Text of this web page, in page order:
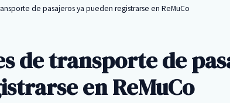
de pasajeros ya pueden registrarse en ReMuCo
de transporte de
en ReMuCo